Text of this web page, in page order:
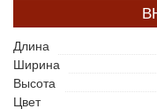
Длина
Ширина
Высота
Цвет